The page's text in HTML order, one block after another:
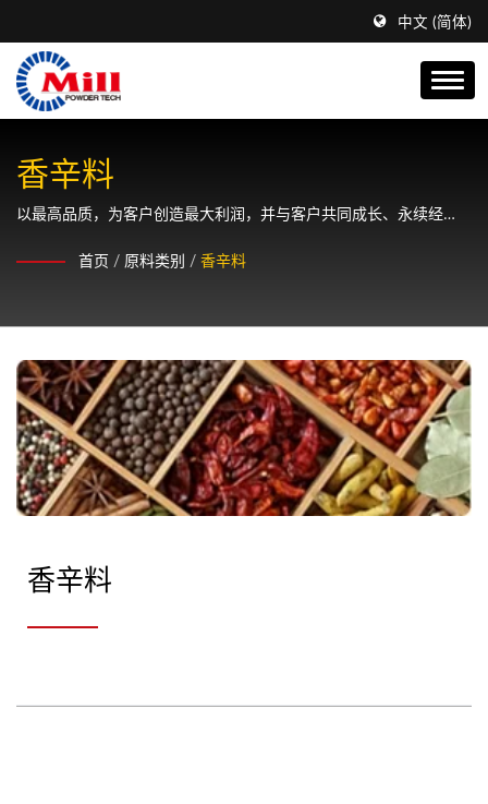
中文 (简体)
香辛料
以最高品质，为客户创造最大利润，并与客户共同成长、永续经
首页 / 原料类别 / 香辛料
香辛料